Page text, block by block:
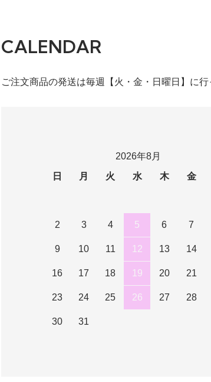
CALENDAR
ご注文商品の発送は毎週【火・金・日曜日】に行
2026年8月
日
月 火 水 木 金
2 3 4 5 6 7
9 10 11 12 13 14
16 17 18 19 20 21
23 24 25 26 27 28
30 31